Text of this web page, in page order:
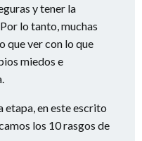
y tener la
lo tanto, muchas
que ver con lo que
miedos e
etapa, en este escrito
los 10 rasgos de